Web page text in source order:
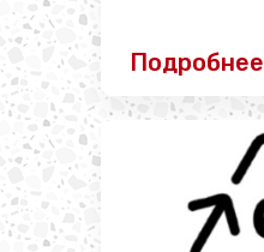
Подробнее